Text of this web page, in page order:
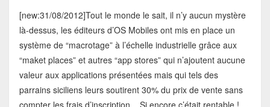
[new:31/08/2012]Tout le monde le sait, il n’y aucun mystère
là-dessus, les éditeurs d’OS Mobiles ont mis en place un
système de “macrotage” à l’échelle industrielle grâce aux
“maket places” et autres “app stores” qui n’ajoutent aucune
valeur aux applications présentées mais qui tels des
parrains siciliens leurs soutirent 30% du prix de vente sans
compter les frais d’inscription... Si encore c’était rentable ! ...